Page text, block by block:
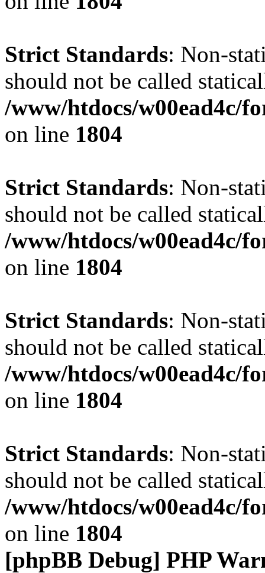
Strict Standards: Non-
should not be called
/www/htdocs/w00ead4c/
on line 1804
Strict Standards: Non-
should not be called
/www/htdocs/w00ead4c/
on line 1804
Strict Standards: Non-
should not be called
/www/htdocs/w00ead4c/
on line 1804
Strict Standards: Non-
should not be called
/www/htdocs/w00ead4c/
on line 1804
[phpBB Debug] PHP